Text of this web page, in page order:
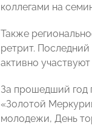
коллегами на
Также
ретрит.
активно
За прошедший год
«Золотой
молодежи, День